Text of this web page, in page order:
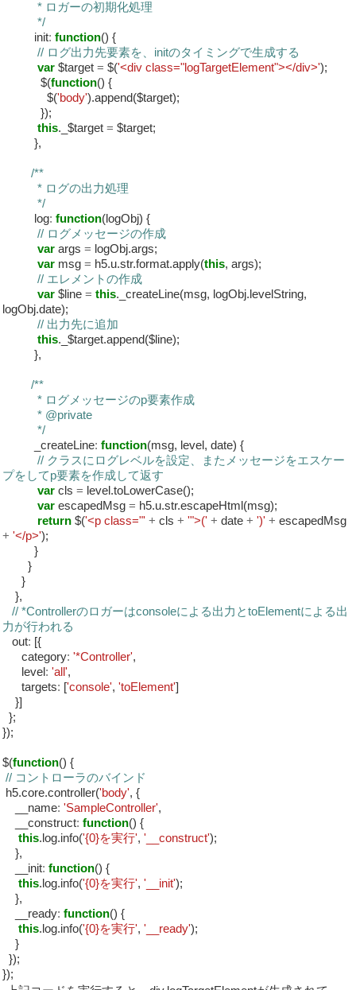
* ロガーの初期化処理
*/
init: function() {
// ログ出力先要素を、initのタイミングで生成する
var $target = $('<div class="logTargetElement"></div>');
$(function() {
$('body').append($target);
});
this._$target = $target;
},
/**
* ログの出力処理
*/
log: function(logObj) {
// ログメッセージの作成
var args = logObj.args;
var msg = h5.u.str.format.apply(this, args);
// エレメントの作成
var $line = this._createLine(msg, logObj.levelString,
logObj.date);
// 出力先に追加
this._$target.append($line);
},
/**
* ログメッセージのp要素作成
* @private
*/
_createLine: function(msg, level, date) {
// クラスにログレベルを設定、またメッセージをエスケー
プをしてp要素を作成して返す
var cls = level.toLowerCase();
var escapedMsg = h5.u.str.escapeHtml(msg);
return $('<p class="' + cls + '">(' + date + ')' + escapedMsg
+ '</p>');
}
}
}
},
// *Controllerのロガーはconsoleによる出力とtoElementによる出
力が行われる
out: [{
category: '*Controller',
level: 'all',
targets: ['console', 'toElement']
}]
};
});
$(function() {
// コントローラのバインド
h5.core.controller('body', {
__name: 'SampleController',
__construct: function() {
this.log.info('{0}を実行', '__construct');
},
__init: function() {
this.log.info('{0}を実行', '__init');
},
__ready: function() {
this.log.info('{0}を実行', '__ready');
}
});
});